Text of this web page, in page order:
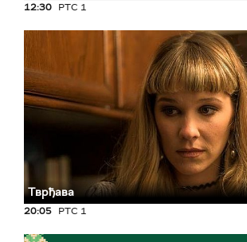
12:30 РТС 1
Тврђава
20:05 РТС 1